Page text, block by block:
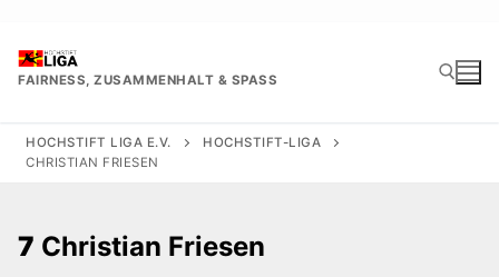
springen
FAIRNESS, ZUSAMMENHALT & SPASS
HOCHSTIFT LIGA E.V.
HOCHSTIFT-LIGA
CHRISTIAN FRIESEN
7 Christian Friesen